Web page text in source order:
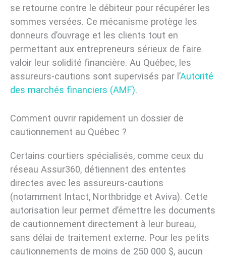
se retourne contre le débiteur pour récupérer les
sommes versées. Ce mécanisme protège les
donneurs d’ouvrage et les clients tout en
permettant aux entrepreneurs sérieux de faire
valoir leur solidité financière. Au Québec, les
assureurs-cautions sont supervisés par l’Autorité
des marchés financiers (AMF).
Comment ouvrir rapidement un dossier de
cautionnement au Québec ?
Certains courtiers spécialisés, comme ceux du
réseau Assur360, détiennent des ententes
directes avec les assureurs-cautions
(notamment Intact, Northbridge et Aviva). Cette
autorisation leur permet d’émettre les documents
de cautionnement directement à leur bureau,
sans délai de traitement externe. Pour les petits
cautionnements de moins de 250 000 $, aucun